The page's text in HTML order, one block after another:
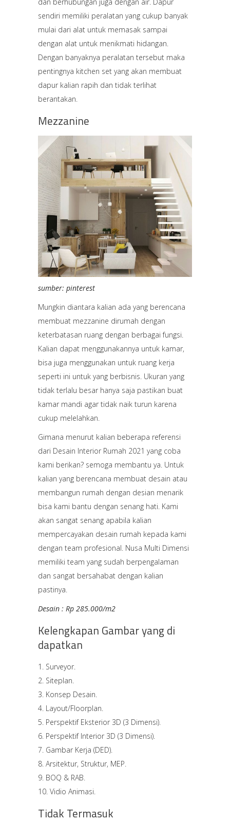
sendiri memiliki peralatan yang cukup banyak
mulai dari alat untuk memasak sampai
dengan alat untuk menikmati hidangan.
Dengan banyaknya peralatan tersebut maka
pentingnya kitchen set yang akan membuat
dapur kalian rapih dan tidak terlihat
berantakan.
Mezzanine
sumber: pinterest
Mungkin diantara kalian ada yang berencana
membuat mezzanine dirumah dengan
keterbatasan ruang dengan berbagai fungsi.
Kalian dapat menggunakannya untuk kamar,
bisa juga menggunakan untuk ruang kerja
seperti ini untuk yang berbisnis. Ukuran yang
tidak terlalu besar hanya saja pastikan buat
kamar mandi agar tidak naik turun karena
cukup melelahkan.
Gimana menurut kalian beberapa referensi
dari Desain Interior Rumah 2021 yang coba
kami berikan? semoga membantu ya. Untuk
kalian yang berencana membuat desain atau
membangun rumah dengan desian menarik
bisa kami bantu dengan senang hati. Kami
akan sangat senang apabila kalian
mempercayakan desain rumah kepada kami
dengan team profesional. Nusa Multi Dimensi
memiliki team yang sudah berpengalaman
dan sangat bersahabat dengan kalian
pastinya.
Desain : Rp 285.000/m2
Kelengkapan Gambar yang di
dapatkan
Surveyor.
Siteplan.
Konsep Desain.
Layout/Floorplan.
Perspektif Eksterior 3D (3 Dimensi).
Perspektif Interior 3D (3 Dimensi).
Gambar Kerja (DED).
Arsitektur, Struktur, MEP.
BOQ & RAB.
Vidio Animasi.
Tidak Termasuk